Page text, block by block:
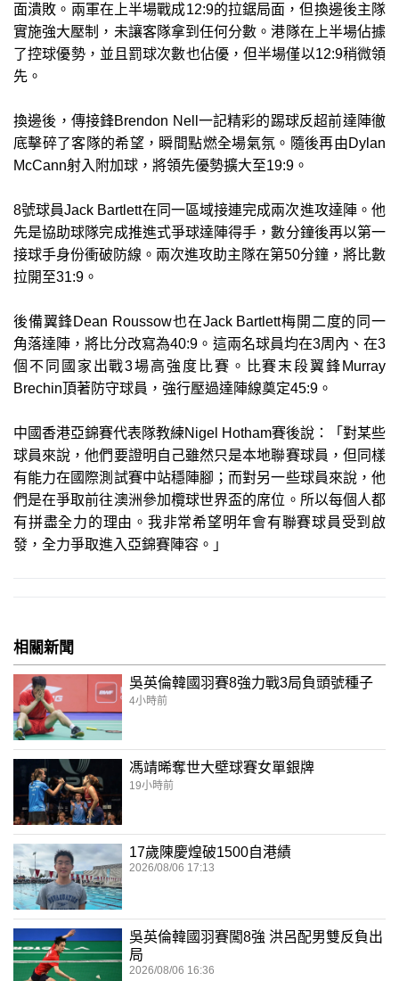
面潰敗。兩軍在上半場戰成12:9的拉鋸局面，但換邊後主隊
實施強大壓制，未讓客隊拿到任何分數。港隊在上半場佔據
了控球優勢，並且罰球次數也佔優，但半場僅以12:9稍微領
先。
換邊後，傳接鋒Brendon Nell一記精彩的踢球反超前達陣徹
底擊碎了客隊的希望，瞬間點燃全場氣氛。隨後再由Dylan
McCann射入附加球，將領先優勢擴大至19:9。
8號球員Jack Bartlett在同一區域接連完成兩次進攻達陣。他
先是協助球隊完成推進式爭球達陣得手，數分鐘後再以第一
接球手身份衝破防線。兩次進攻助主隊在第50分鐘，將比數
拉開至31:9。
後備翼鋒Dean Roussow也在Jack Bartlett梅開二度的同一
角落達陣，將比分改寫為40:9。這兩名球員均在3周內、在3
個不同國家出戰3場高強度比賽。比賽末段翼鋒Murray
Brechin頂著防守球員，強行壓過達陣線奠定45:9。
中國香港亞錦賽代表隊教練Nigel Hotham賽後說：「對某些
球員來說，他們要證明自己雖然只是本地聯賽球員，但同樣
有能力在國際測試賽中站穩陣腳；而對另一些球員來說，他
們是在爭取前往澳洲參加欖球世界盃的席位。所以每個人都
有拼盡全力的理由。我非常希望明年會有聯賽球員受到啟
發，全力爭取進入亞錦賽陣容。」
相關新聞
吳英倫韓國羽賽8強力戰3局負頭號種子
4小時前
馮靖晞奪世大壁球賽女單銀牌
19小時前
17歲陳慶煌破1500自港績
2026/08/06 17:13
吳英倫韓國羽賽闖8強 洪呂配男雙反負出
局
2026/08/06 16:36